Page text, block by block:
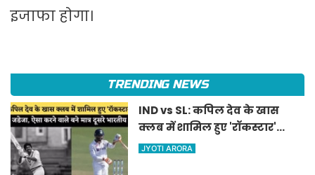
इजाफा होगा।
TRENDING NEWS
IND vs SL: कपिल देव के खास
क्लब में शामिल हुए 'रॉकस्टार'
जडेजा, ऐसा करने वाले बने मात्र
JYOTI ARORA